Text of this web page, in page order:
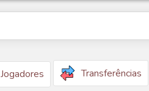
Jogadores Transferências